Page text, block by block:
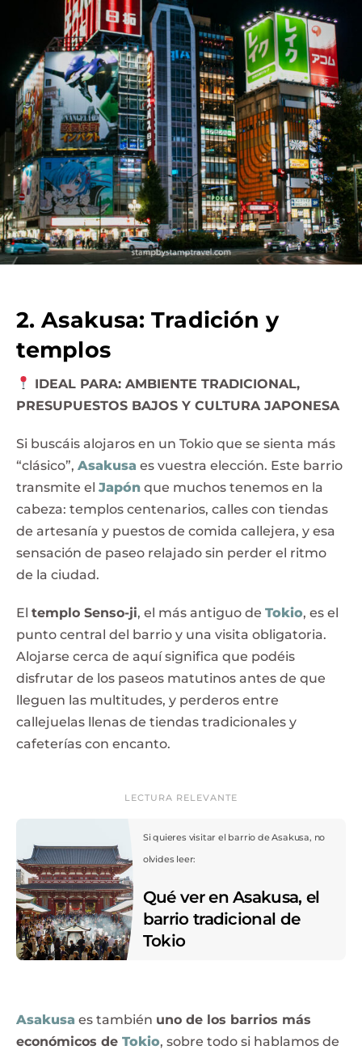
2. Asakusa: Tradición y
templos
IDEAL PARA: AMBIENTE TRADICIONAL,
PRESUPUESTOS BAJOS Y CULTURA JAPONESA
Si buscáis alojaros en un Tokio que se sienta más
“clásico”, Asakusa es vuestra elección. Este barrio
transmite el Japón que muchos tenemos en la
cabeza: templos centenarios, calles con tiendas
de artesanía y puestos de comida callejera, y esa
sensación de paseo relajado sin perder el ritmo
de la ciudad.
El templo Senso-ji, el más antiguo de Tokio, es el
punto central del barrio y una visita obligatoria.
Alojarse cerca de aquí significa que podéis
disfrutar de los paseos matutinos antes de que
lleguen las multitudes, y perderos entre
callejuelas llenas de tiendas tradicionales y
cafeterías con encanto.
LECTURA RELEVANTE
Si quieres visitar el barrio de Asakusa, no
olvides leer:
Qué ver en Asakusa, el
barrio tradicional de
Tokio
Asakusa es también uno de los barrios más
económicos de Tokio, sobre todo si hablamos de